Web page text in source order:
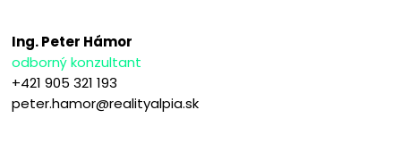
Ing. Peter Hámor
odborný konzultant
+421 905 321 193
peter.hamor@realityalpia.sk